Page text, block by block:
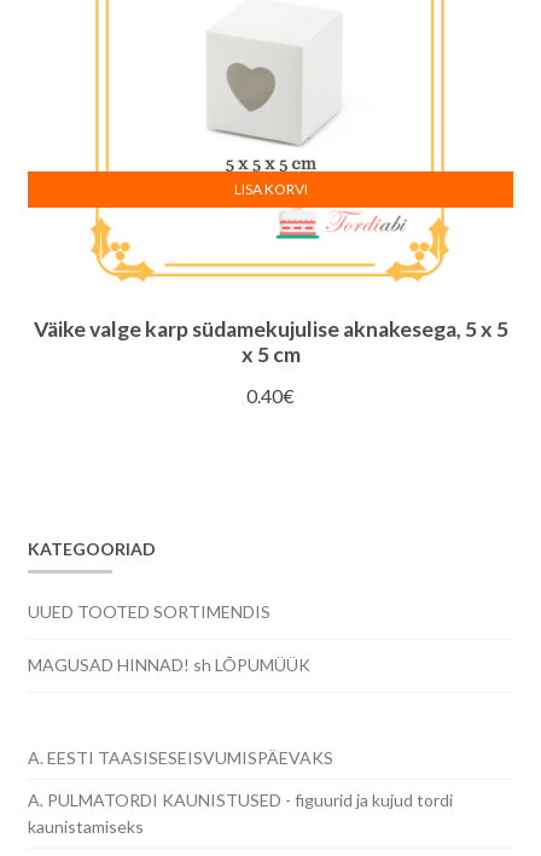
Väike valge karp südamekujulise aknakesega, 5 x 5
x 5 cm
0.40€
LISA KORVI
KATEGOORIAD
UUED TOOTED SORTIMENDIS
MAGUSAD HINNAD! sh LÕPUMÜÜK
A. EESTI TAASISESEISVUMISPÄEVAKS
A. PULMATORDI KAUNISTUSED - figuurid ja kujud tordi
kaunistamiseks